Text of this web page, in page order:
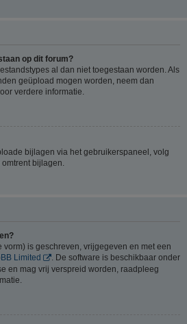
op dit forum?
al dan niet toegestaan worden. Als
geüpload mogen worden, neem dan
verdere informatie.
bijlagen via het gebruikerspaneel, volg
bijlagen.
is geschreven, vrijgegeven en met een
Limited
. De software is beschikbaar onder
en mag vrij verspreid worden, raadpleeg